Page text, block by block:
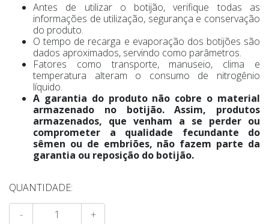
Antes de utilizar o botijão, verifique todas as
informações de utilização, segurança e conservação
do produto.
O tempo de recarga e evaporação dos botijões são
dados aproximados, servindo como parâmetros.
Fatores como transporte, manuseio, clima e
temperatura alteram o consumo de nitrogênio
líquido.
A garantia do produto não cobre o material
armazenado no botijão. Assim, produtos
armazenados, que venham a se perder ou
comprometer a qualidade fecundante do
sêmen ou de embriões, não fazem parte da
garantia ou reposição do botijão.
QUANTIDADE:
- +